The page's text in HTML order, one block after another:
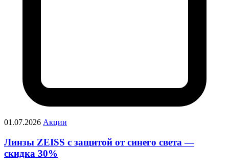
01.07.2026 Акции
Линзы ZEISS с защитой от синего света —
скидка 30%